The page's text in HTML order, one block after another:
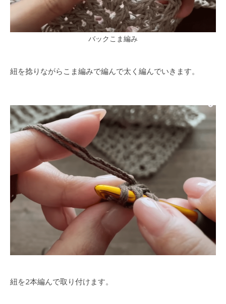
バックこま編み
紐を捻りながらこま編みで編んで太く編んでいきます。
紐を2本編んで取り付けます。